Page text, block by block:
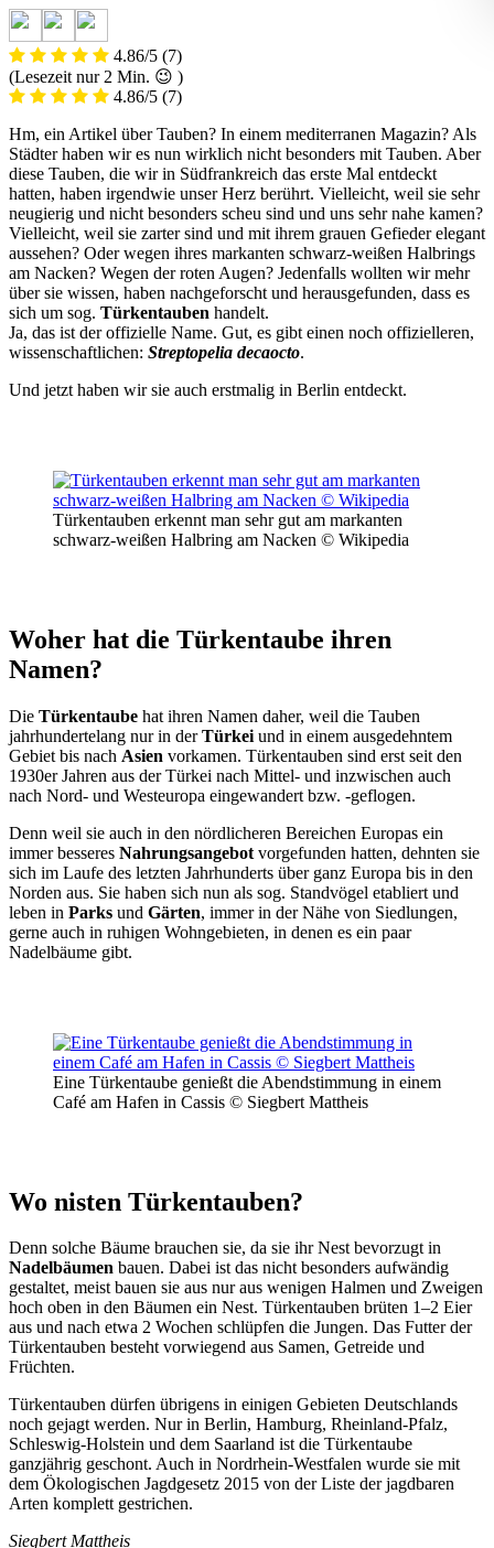
4.86/5 (7)
(Lesezeit nur 2 Min. 😉 )
4.86/5 (7)
Hm, ein Artikel über Tauben? In einem mediterranen Magazin? Als
Städter haben wir es nun wirklich nicht besonders mit Tauben. Aber
diese Tauben, die wir in Südfrankreich das erste Mal entdeckt
hatten, haben irgendwie unser Herz berührt. Vielleicht, weil sie sehr
neugierig und nicht besonders scheu sind und uns sehr nahe kamen?
Vielleicht, weil sie zarter sind und mit ihrem grauen Gefieder elegant
aussehen? Oder wegen ihres markanten schwarz-weißen Halbrings
am Nacken? Wegen der roten Augen? Jedenfalls wollten wir mehr
über sie wissen, haben nachgeforscht und herausgefunden, dass es
sich um sog. Türkentauben handelt.
Ja, das ist der offizielle Name. Gut, es gibt einen noch offizielleren,
wissenschaftlichen: Streptopelia decaocto.
Und jetzt haben wir sie auch erstmalig in Berlin entdeckt.
Türkentauben erkennt man sehr gut am markanten
schwarz-weißen Halbring am Nacken © Wikipedia
Woher hat die Türkentaube ihren
Namen?
Die Türkentaube hat ihren Namen daher, weil die Tauben
jahrhundertelang nur in derTürkei und in einem ausgedehntem
Gebiet bis nach Asien vorkamen. Türkentauben sind erst seit den
1930er Jahren aus der Türkei nach Mittel- und inzwischen auch
nach Nord- und Westeuropa eingewandert bzw. -geflogen.
Denn weil sie auch in den nördlicheren Bereichen Europas ein
immer besseres Nahrungsangebot vorgefunden hatten, dehnten sie
sich im Laufe des letzten Jahrhunderts über ganz Europa bis in den
Norden aus. Sie haben sich nun als sog. Standvögel etabliert und
leben in Parks und Gärten, immer in der Nähe von Siedlungen,
gerne auch in ruhigen Wohngebieten, in denen es ein paar
Nadelbäume gibt.
Eine Türkentaube genießt die Abendstimmung in einem
Café am Hafen in Cassis © Siegbert Mattheis
Wo nisten Türkentauben?
Denn solche Bäume brauchen sie, da sie ihr Nest bevorzugt in
Nadelbäumen bauen. Dabei ist das nicht besonders aufwändig
gestaltet, meist bauen sie aus nur aus wenigen Halmen und Zweigen
hoch oben in den Bäumen ein Nest. Türkentauben brüten 1–2 Eier
aus und nach etwa 2 Wochen schlüpfen die Jungen. Das Futter der
Türkentauben besteht vorwiegend aus Samen, Getreide und
Früchten.
Türkentauben dürfen übrigens in einigen Gebieten Deutschlands
noch gejagt werden. Nur in Berlin, Hamburg, Rheinland-Pfalz,
Schleswig-Holstein und dem Saarland ist die Türkentaube
ganzjährig geschont. Auch in Nordrhein-Westfalen wurde sie mit
dem Ökologischen Jagdgesetz 2015 von der Liste der jagdbaren
Arten komplett gestrichen.
Siegbert Mattheis